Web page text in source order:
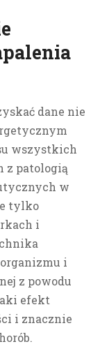
dane nie
wszystkich
z patologią
w
tylko
i
i
z powodu
efekt
i znacznie